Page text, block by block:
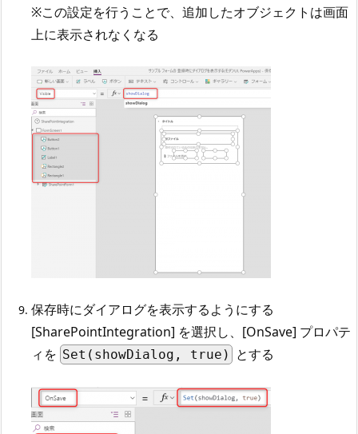
※この設定を行うことで、追加したオブジェクトは画面
上に表示されなくなる
保存時にダイアログを表示するようにする
[SharePointIntegration] を選択し、[OnSave] プロパテ
ィを Set(showDialog, true) とする